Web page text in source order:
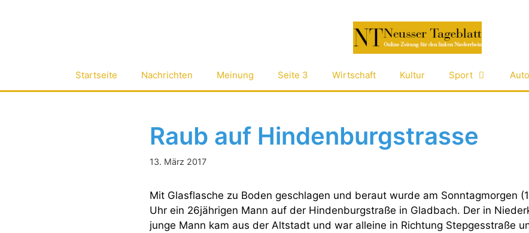
Startseite Nachrichten Meinung Seite 3 Wirtschaft Kultur Sport
Raub auf Hindenburgstrasse
13. März 2017
Mit Glasflasche zu Boden geschlagen und beraut wurde am Sonntagmorgen
Uhr ein 26jährigen Mann auf der Hindenburgstraße in Gladbach. Der in
junge Mann kam aus der Altstadt und war alleine in Richtung Stepgesstraße